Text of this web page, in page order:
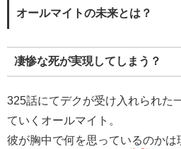
オールマイトの未来とは？
凄惨な死が実現してしまう？
325話にてデクが受け入れられた
ていくオールマイト。
彼が胸中で何を思っているのかは